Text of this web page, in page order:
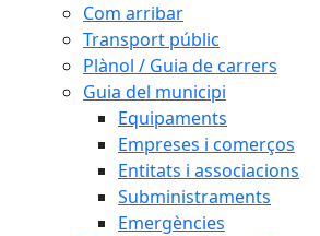
Com arribar
Transport públic
Plànol / Guia de carrers
Guia del municipi
Equipaments
Empreses i comerços
Entitats i associacions
Subministraments
Emergències